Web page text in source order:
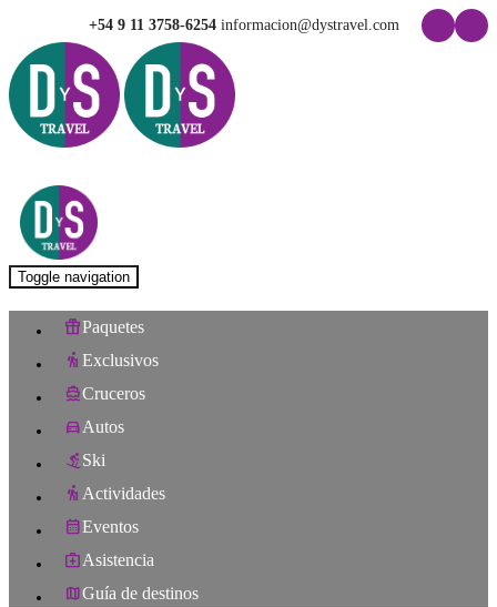
+54 9 11 3758-6254 informacion@dystravel.com
Toggle navigation
Paquetes
Exclusivos
Cruceros
Autos
Ski
Actividades
Eventos
Asistencia
Guía de destinos